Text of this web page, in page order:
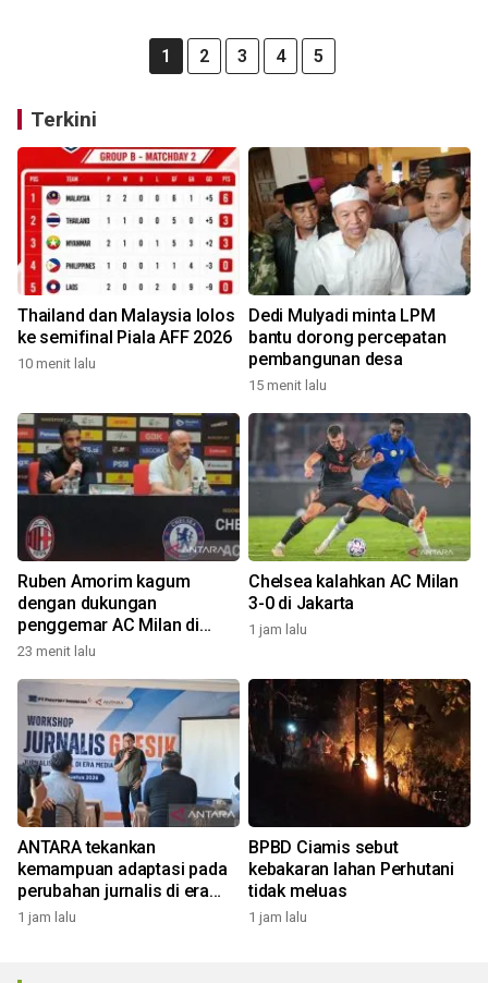
1 2 3 4 5
Terkini
Thailand dan Malaysia lolos
ke semifinal Piala AFF 2026
10 menit lalu
Dedi Mulyadi minta LPM
bantu dorong percepatan
pembangunan desa
15 menit lalu
Ruben Amorim kagum
dengan dukungan
penggemar AC Milan di
Indonesia
23 menit lalu
Chelsea kalahkan AC Milan
3-0 di Jakarta
1 jam lalu
ANTARA tekankan
kemampuan adaptasi pada
perubahan jurnalis di era
digital
1 jam lalu
BPBD Ciamis sebut
kebakaran lahan Perhutani
tidak meluas
1 jam lalu